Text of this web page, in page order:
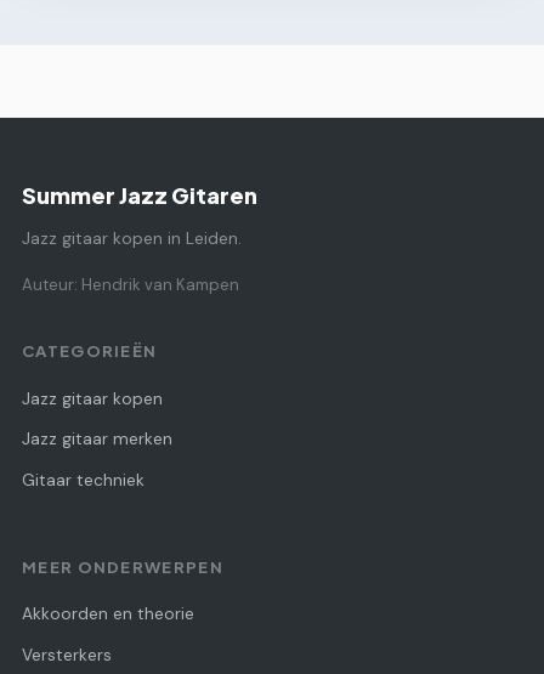
Summer Jazz Gitaren
Jazz gitaar kopen in Leiden.
Auteur: Hendrik van Kampen
CATEGORIEËN
Jazz gitaar kopen
Jazz gitaar merken
Gitaar techniek
MEER ONDERWERPEN
Akkoorden en theorie
Versterkers